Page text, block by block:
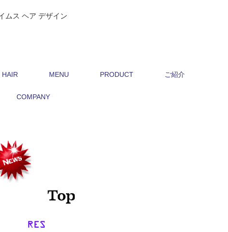
ムス ヘア デザイン
HAIR MENU PRODUCT ご紹介
COMPANY